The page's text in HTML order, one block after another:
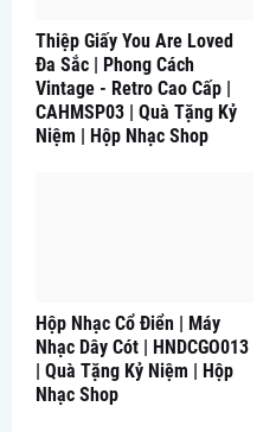
Thiệp Giấy You Are Loved
Đa Sắc | Phong Cách
Vintage - Retro Cao Cấp |
CAHMSP03 | Quà Tặng Kỷ
Niệm | Hộp Nhạc Shop
Hộp Nhạc Cổ Điển | Máy
Nhạc Dây Cót | HNDCGO013
| Quà Tặng Kỷ Niệm | Hộp
Nhạc Shop